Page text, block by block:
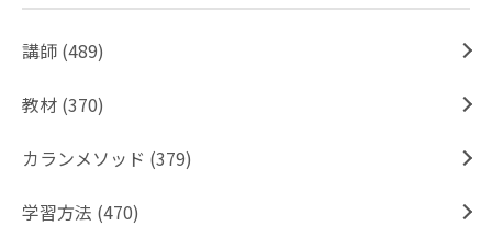
講師 (489)
教材 (370)
カランメソッド (379)
学習方法 (470)